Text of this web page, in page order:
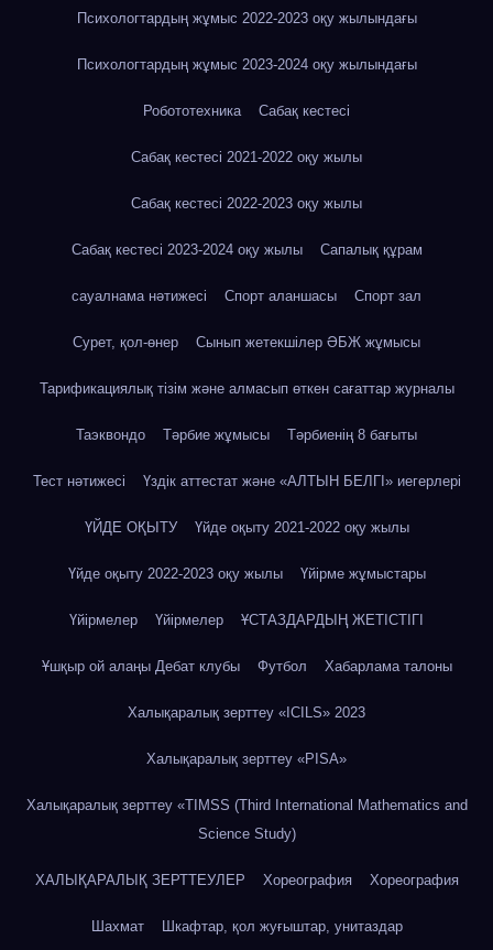
Психологтардың жұмыс 2022-2023 оқу жылындағы
Психологтардың жұмыс 2023-2024 оқу жылындағы
Робототехника Сабақ кестесі
Сабақ кестесі 2021-2022 оқу жылы
Сабақ кестесі 2022-2023 оқу жылы
Сабақ кестесі 2023-2024 оқу жылы Сапалық құрам
сауалнама нәтижесі Спорт аланшасы Спорт зал
Сурет, қол-өнер Сынып жетекшілер ӘБЖ жұмысы
Тарификациялық тізім және алмасып өткен сағаттар журналы
Таэквондо Тәрбие жұмысы Тәрбиенің 8 бағыты
Тест нәтижесі Үздік аттестат және «АЛТЫН БЕЛГІ» иегерлері
ҮЙДЕ ОҚЫТУ Үйде оқыту 2021-2022 оқу жылы
Үйде оқыту 2022-2023 оқу жылы Үйірме жұмыстары
Үйірмелер Үйірмелер ҰСТАЗДАРДЫҢ ЖЕТІСТІГІ
Ұшқыр ой алаңы Дебат клубы Футбол Хабарлама талоны
Халықаралық зерттеу «IСILS» 2023
Халықаралық зерттеу «PISA»
Халықаралық зерттеу «TIMSS (Third International Mathematics and
Science Study)
ХАЛЫҚАРАЛЫҚ ЗЕРТТЕУЛЕР Хореография Хореография
Шахмат Шкафтар, қол жуғыштар, унитаздар